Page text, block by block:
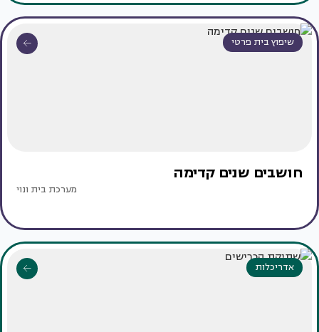
שיפוץ בית פרטי
חושבים שנים קדימה
מערכת בית ונוי
אדריכלות